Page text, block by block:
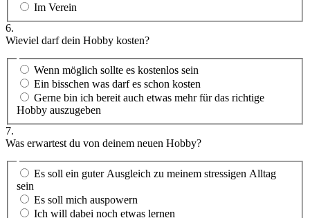
Im Verein
6.
Wieviel darf dein Hobby kosten?
Wenn möglich sollte es kostenlos sein
Ein bisschen was darf es schon kosten
Gerne bin ich bereit auch etwas mehr für das richtige
Hobby auszugeben
7.
Was erwartest du von deinem neuen Hobby?
Es soll ein guter Ausgleich zu meinem stressigen Alltag
sein
Es soll mich auspowern
Ich will dabei noch etwas lernen